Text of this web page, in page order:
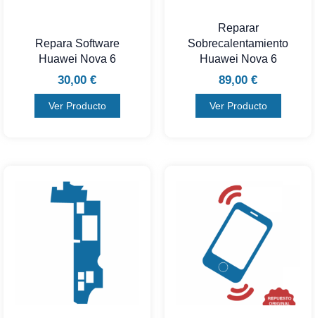
Repara Software
Huawei Nova 6
30,00 €
Ver Producto
Reparar
Sobrecalentamiento
Huawei Nova 6
89,00 €
Ver Producto